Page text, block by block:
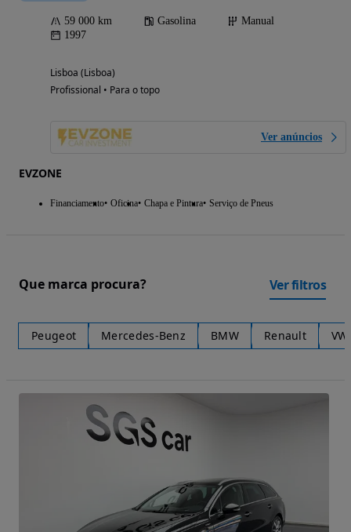
59 000 km Gasolina
Manual
1997
Lisboa (Lisboa)
Profissional • Para o topo
Ver anúncios
EVZONE
Financiamento Oficina Chapa e Pintura Serviço de Pneus
Que marca procura? Ver filtros
Peugeot Mercedes-Benz BMW Renault VW